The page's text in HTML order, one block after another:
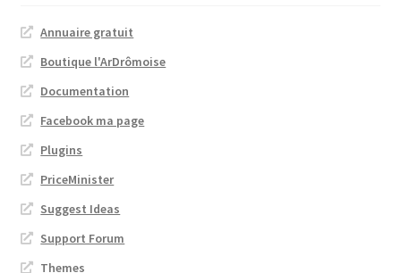
Annuaire gratuit
Boutique l'ArDrômoise
Documentation
Facebook ma page
Plugins
PriceMinister
Suggest Ideas
Support Forum
Themes